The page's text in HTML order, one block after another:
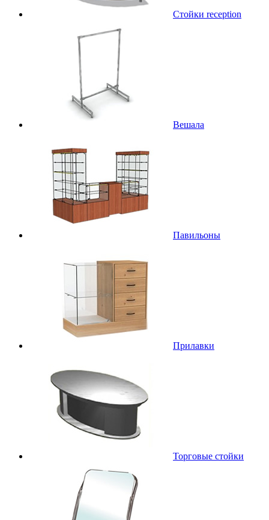
Стойки reception
Вешала
Павильоны
Прилавки
Торговые стойки